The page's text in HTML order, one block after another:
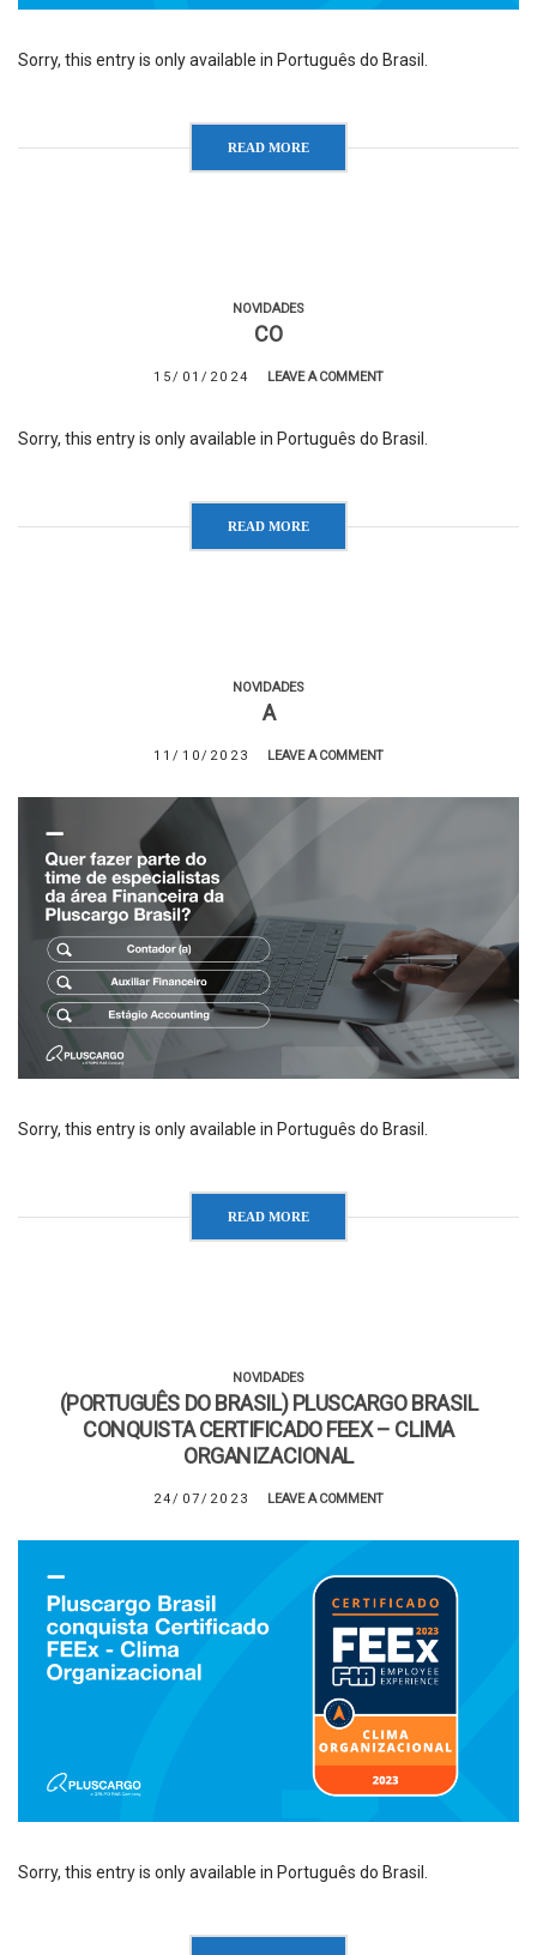
Sorry, this entry is only available in Português do Brasil.
READ MORE
NOVIDADES
CO
15/01/2024 LEAVE A COMMENT
Sorry, this entry is only available in Português do Brasil.
READ MORE
NOVIDADES
A
11/10/2023 LEAVE A COMMENT
Sorry, this entry is only available in Português do Brasil.
READ MORE
NOVIDADES
(PORTUGUÊS DO BRASIL) PLUSCARGO BRASIL
CONQUISTA CERTIFICADO FEEX – CLIMA
ORGANIZACIONAL
24/07/2023 LEAVE A COMMENT
Sorry, this entry is only available in Português do Brasil.